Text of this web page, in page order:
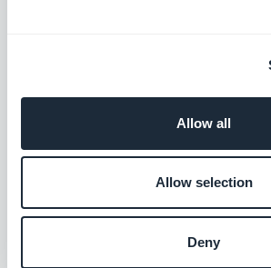
Allow all
Allow selection
Deny
in demo che decide se la tua idea
resta un prototipo sul tuo disco
uno sviluppo su misura. Non per